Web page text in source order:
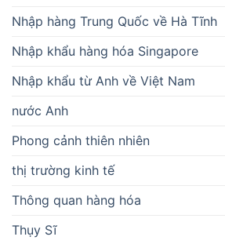
Nhập hàng Trung Quốc về Hà Tĩnh
Nhập khẩu hàng hóa Singapore
Nhập khẩu từ Anh về Việt Nam
nước Anh
Phong cảnh thiên nhiên
thị trường kinh tế
Thông quan hàng hóa
Thụy Sĩ